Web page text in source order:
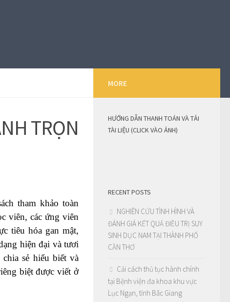
TRỌN
tham khảo toàn
viên, các ứng viên
tiêu hóa gan mật,
hiện đại và tươi
sẻ hiểu biết và
biệt được viết ở
MORE
HƯỚNG DẪN THANH TOÁN VÀ TẢI
TÀI LIỆU (CLICK VÀO ẢNH)
RECENT POSTS
NGHIÊN CỨU TÌNH HÌNH VÀ
ĐÁNH GIÁ KẾT QUẢ ĐIỀU TRỊ SUY
SINH DỤC NAM TẠI THÀNH PHỐ
CẦN THƠ
Cải cách thủ tục hành chính
tại Bệnh viện đa khoa khu vực
Lục Ngạn, tỉnh Bắc Giang